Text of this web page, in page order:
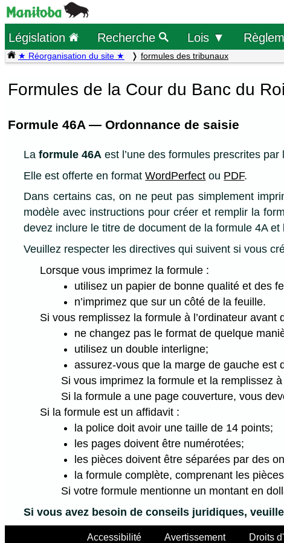
Législation Recherche Lois ▼
★ Réorganisation du site ★ formules des tribunaux
Formules de la Cour du Banc du Roi
Formule 46A — Ordonnance de saisie
Laformule 46A est l’une des formules prescrites
Elle est offerte en formatWordPerfect ou PDF.
Dans certains cas, on ne peut pas simplement
modèle avec instructions pour créer et remplir la
devez inclure le titre de document de la formule 4A
Veuillez respecter les directives qui suivent si vous
Lorsque vous imprimez la formule :
utilisez un papier de bonne qualité et des
n’imprimez que sur un côté de la feuille.
Si vous remplissez la formule à l’ordinateur avant
ne changez pas le format de quelque
utilisez un double interligne;
assurez-vous que la marge de gauche est
Si vous imprimez la formule et la remplissez
Si la formule a une page couverture, vous
Si la formule est un affidavit :
la police doit avoir une taille de 14 points;
les pages doivent être numérotées;
les pièces doivent être séparées par des
la formule complète, comprenant les
Si votre formule mentionne un montant en
Si vous avez besoin de conseils juridiques,
Accessibilité Avertissement Droits